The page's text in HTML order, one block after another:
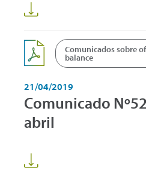
Comunicados sobre
balance
21/04/2019
Comunicado
abril